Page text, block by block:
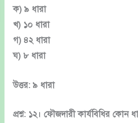
ক) ৯ ধারা
খ) ১০ ধারা
গ) ৪২ ধারা
ঘ) ৮ ধারা
উত্তর: ৯ ধারা
প্রশ্ন: ১২। ফৌজদারী কার্যবিধির কোন